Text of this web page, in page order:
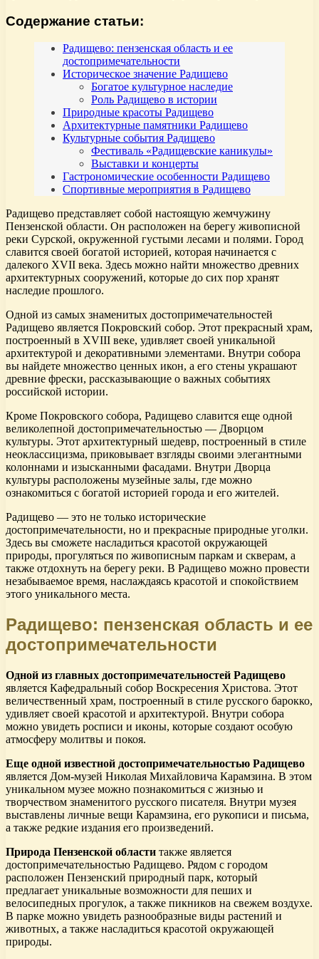
Содержание статьи:
Радищево: пензенская область и ее
достопримечательности
Историческое значение Радищево
Богатое культурное наследие
Роль Радищево в истории
Природные красоты Радищево
Архитектурные памятники Радищево
Культурные события Радищево
Фестиваль «Радищевские каникулы»
Выставки и концерты
Гастрономические особенности Радищево
Спортивные мероприятия в Радищево
Радищево представляет собой настоящую жемчужину
Пензенской области. Он расположен на берегу живописной
реки Сурской, окруженной густыми лесами и полями. Город
славится своей богатой историей, которая начинается с
далекого XVII века. Здесь можно найти множество древних
архитектурных сооружений, которые до сих пор хранят
наследие прошлого.
Одной из самых знаменитых достопримечательностей
Радищево является Покровский собор. Этот прекрасный храм,
построенный в XVIII веке, удивляет своей уникальной
архитектурой и декоративными элементами. Внутри собора
вы найдете множество ценных икон, а его стены украшают
древние фрески, рассказывающие о важных событиях
российской истории.
Кроме Покровского собора, Радищево славится еще одной
великолепной достопримечательностью — Дворцом
культуры. Этот архитектурный шедевр, построенный в стиле
неоклассицизма, приковывает взгляды своими элегантными
колоннами и изысканными фасадами. Внутри Дворца
культуры расположены музейные залы, где можно
ознакомиться с богатой историей города и его жителей.
Радищево — это не только исторические
достопримечательности, но и прекрасные природные уголки.
Здесь вы сможете насладиться красотой окружающей
природы, прогуляться по живописным паркам и скверам, а
также отдохнуть на берегу реки. В Радищево можно провести
незабываемое время, наслаждаясь красотой и спокойствием
этого уникального места.
Радищево: пензенская область и ее
достопримечательности
Одной из главных достопримечательностей Радищево
является Кафедральный собор Воскресения Христова. Этот
величественный храм, построенный в стиле русского барокко,
удивляет своей красотой и архитектурой. Внутри собора
можно увидеть росписи и иконы, которые создают особую
атмосферу молитвы и покоя.
Еще одной известной достопримечательностью Радищево
является Дом-музей Николая Михайловича Карамзина. В этом
уникальном музее можно познакомиться с жизнью и
творчеством знаменитого русского писателя. Внутри музея
выставлены личные вещи Карамзина, его рукописи и письма,
а также редкие издания его произведений.
Природа Пензенской области также является
достопримечательностью Радищево. Рядом с городом
расположен Пензенский природный парк, который
предлагает уникальные возможности для пеших и
велосипедных прогулок, а также пикников на свежем воздухе.
В парке можно увидеть разнообразные виды растений и
животных, а также насладиться красотой окружающей
природы.